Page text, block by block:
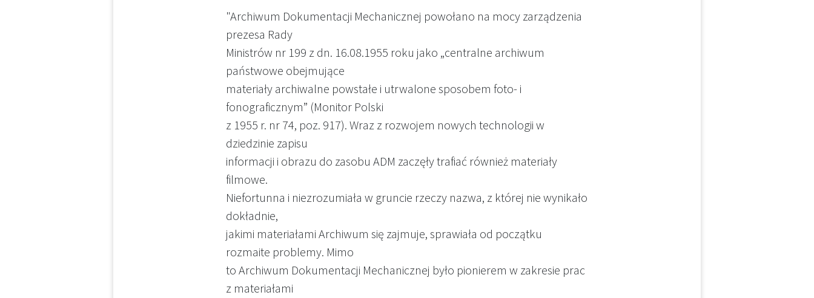
"Archiwum Dokumentacji Mechanicznej powołano na mocy zarządzenia
prezesa Rady
Ministrów nr 199 z dn. 16.08.1955 roku jako „centralne archiwum
państwowe obejmujące
materiały archiwalne powstałe i utrwalone sposobem foto- i
fonograficznym” (Monitor Polski
z 1955 r. nr 74, poz. 917). Wraz z rozwojem nowych technologii w
dziedzinie zapisu
informacji i obrazu do zasobu ADM zaczęły trafiać również materiały
filmowe.
Niefortunna i niezrozumiała w gruncie rzeczy nazwa, z której nie wynikało
dokładnie,
jakimi materiałami Archiwum się zajmuje, sprawiała od początku
rozmaite problemy. Mimo
to Archiwum Dokumentacji Mechanicznej było pionierem w zakresie prac
z materiałami